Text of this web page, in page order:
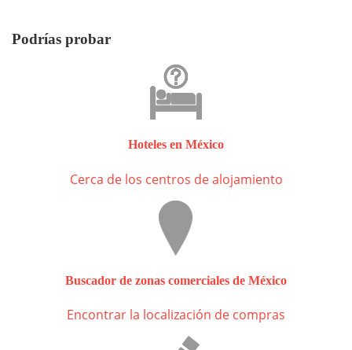
Podrías probar
Hoteles en México
Cerca de los centros de alojamiento
Buscador de zonas comerciales de México
Encontrar la localización de compras